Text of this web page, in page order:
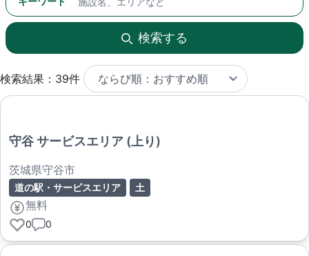
検索する
検索結果：39件
守谷 サービスエリア (上り)
茨城県守谷市
道の駅・サービスエリア 土
無料
0 0